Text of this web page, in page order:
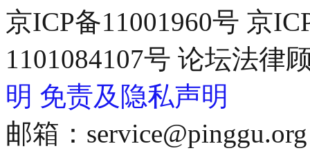
京ICP备11001960号 京
1101084107号 论坛法律
明 免责及隐私声明
邮箱：service@pinggu.org